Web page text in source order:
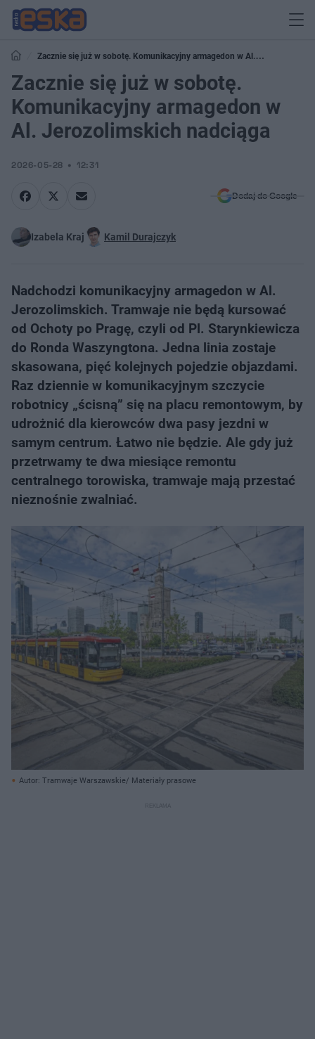
Zacznie się już w sobotę. Komunikacyjny armagedon w Al.
Jerozolimskich nadciąga
Zacznie się już w sobotę.
Komunikacyjny armagedon w
Al. Jerozolimskich nadciąga
2026-05-28 12:31
Dodaj do Google
Izabela Kraj Kamil Durajczyk
Nadchodzi komunikacyjny armagedon w Al.
Jerozolimskich. Tramwaje nie będą kursować
od Ochoty po Pragę, czyli od Pl. Starynkiewicza
do Ronda Waszyngtona. Jedna linia zostaje
skasowana, pięć kolejnych pojedzie objazdami.
Raz dziennie w komunikacyjnym szczycie
robotnicy „ścisną” się na placu remontowym, by
udrożnić dla kierowców dwa pasy jezdni w
samym centrum. Łatwo nie będzie. Ale gdy już
przetrwamy te dwa miesiące remontu
centralnego torowiska, tramwaje mają przestać
nieznośnie zwalniać.
Autor: Tramwaje Warszawskie/ Materiały prasowe